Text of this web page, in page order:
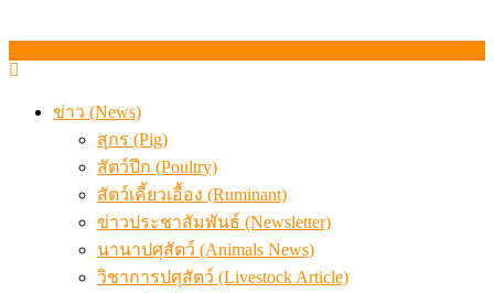
ข่าว (News)
สุกร (Pig)
สัตว์ปีก (Poultry)
สัตว์เคี้ยวเอื้อง (Ruminant)
ข่าวประชาสัมพันธ์ (Newsletter)
นานาปศุสัตว์ (Animals News)
วิชาการปศุสัตว์ (Livestock Article)